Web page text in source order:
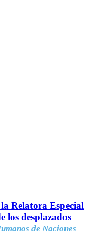
Relatora Especial
los desplazados
de Naciones